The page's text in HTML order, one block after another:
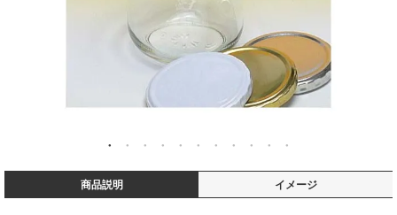
商品説明 イメージ